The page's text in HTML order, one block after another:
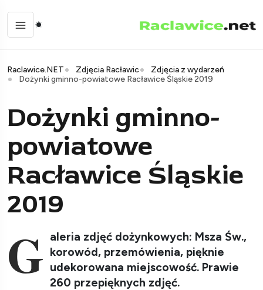
Raclawice.NET Zdjęcia Racławic
Zdjęcia z wydarzeń
Dożynki gminno-powiatowe Racławice Śląskie 2019
Dożynki gminno-
powiatowe
Racławice Śląskie
2019
G aleria zdjęć dożynkowych: Msza Św.,
korowód, przemówienia, pięknie
udekorowana miejscowość. Prawie
260 przepięknych zdjęć.